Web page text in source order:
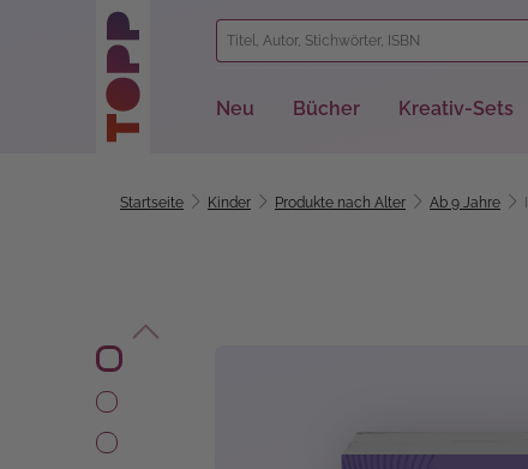
Zur Hauptnavigation springen
Neu Bücher Kreativ-Sets
Startseite Kinder Produkte nach Alter Ab 9 Jahre
Bildergalerie überspringen